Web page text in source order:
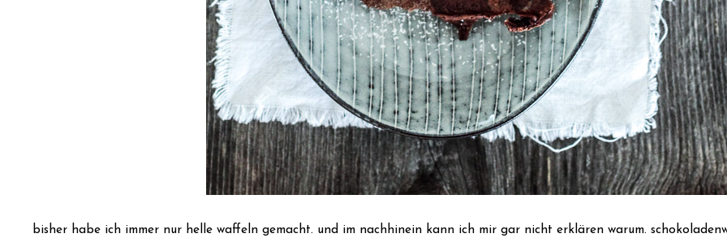
bisher habe ich immer nur helle waffeln gemacht. und im nachhinein kann ich mir gar nicht erklären warum.